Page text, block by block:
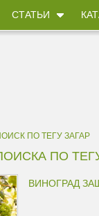
СТАТЬИ
ПО ТЕГУ ЗАГАР
ПО
ВИНОГРАД